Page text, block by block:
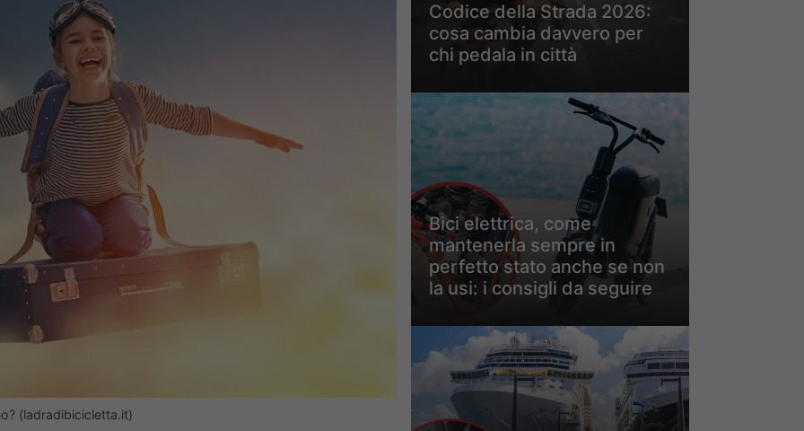
(ladradibicicletta.it)
Codice della Strada 2026:
cosa cambia davvero per
chi pedala in città
Bici elettrica, come
mantenerla sempre in
perfetto stato anche se non
la usi: i consigli da seguire